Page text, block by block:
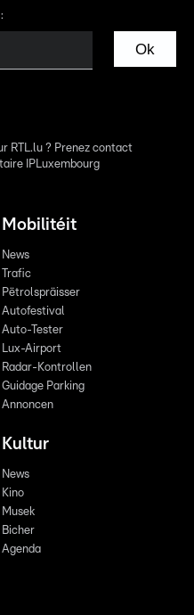
Ok
RTL.lu ? Prenez contact
IPLuxembourg
Mobilitéit
News
Trafic
Pëtrolspräisser
Autofestival
Auto-Tester
Lux-Airport
Radar-Kontrollen
Guidage Parking
Annoncen
Kultur
News
Kino
Musek
Bicher
Agenda